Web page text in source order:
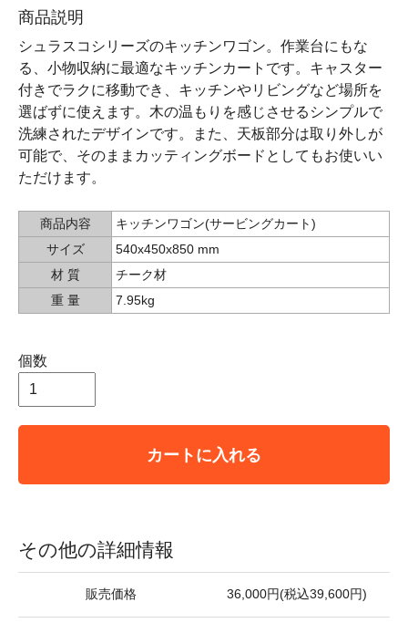
商品説明
シュラスコシリーズのキッチンワゴン。作業台にもな
る、小物収納に最適なキッチンカートです。キャスター
付きでラクに移動でき、キッチンやリビングなど場所を
選ばずに使えます。木の温もりを感じさせるシンプルで
洗練されたデザインです。また、天板部分は取り外しが
可能で、そのままカッティングボードとしてもお使いい
ただけます。
商品内容
キッチンワゴン(サービングカート)
サイズ
540x450x850 mm
材 質
チーク材
重 量
7.95kg
個数
カートに入れる
その他の詳細情報
販売価格 36,000円(税込39,600円)